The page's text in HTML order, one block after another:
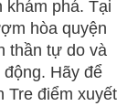
khám phá. Tại
hòa quyện
thần tự do và
Hãy để
Tre điểm xuyết